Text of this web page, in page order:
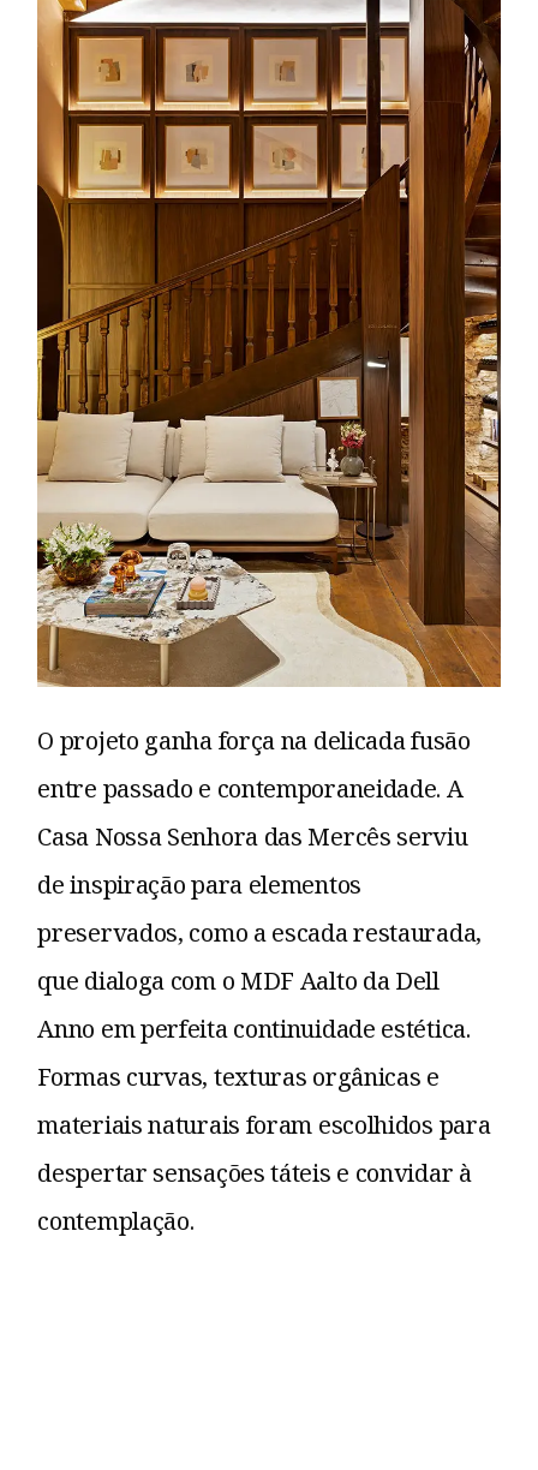
O projeto ganha força na delicada fusão
entre passado e contemporaneidade. A
Casa Nossa Senhora das Mercês serviu
de inspiração para elementos
preservados, como a escada restaurada,
que dialoga com o MDF Aalto da Dell
Anno em perfeita continuidade estética.
Formas curvas, texturas orgânicas e
materiais naturais foram escolhidos para
despertar sensações táteis e convidar à
contemplação.